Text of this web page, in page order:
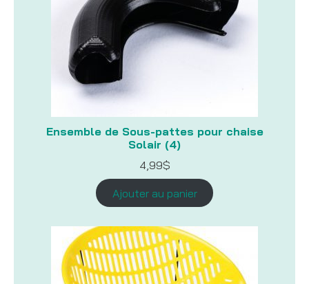
Ensemble de Sous-pattes pour chaise
Solair (4)
4,99$
Ajouter au panier